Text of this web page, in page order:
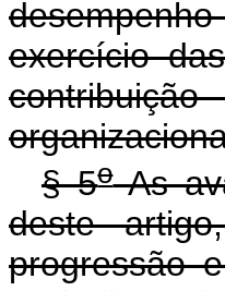
exercício
§ 5oAs
deste
progressão